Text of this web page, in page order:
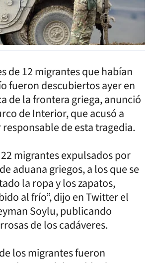
de 12 migrantes que habían
fueron descubiertos ayer en
de la frontera griega, anunció
de Interior, que acusó a
responsable de esta tragedia.
migrantes expulsados por
aduana griegos, a los que se
la ropa y los zapatos,
al frío”, dijo en Twitter el
Soylu, publicando
de los cadáveres.
los migrantes fueron